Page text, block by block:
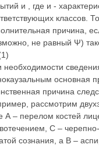
и , где и -
классов.
причина,
не равный Ψ)
необходимости
основная
причина
рассмотрим
А – перелом костей
С –
сознания, а В –